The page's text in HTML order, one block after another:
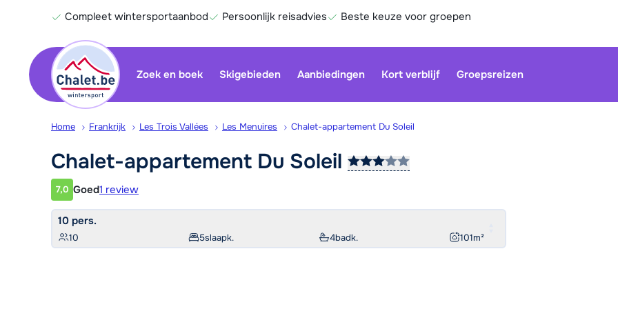
Compleet wintersportaanbod Persoonlijk reisadvies Beste keuze voor groepen
Zoek en boek Skigebieden Aanbiedingen Kort verblijf Groepsreizen
Home Frankrijk Les Trois Vallées Les Menuires Chalet-appartement Du Soleil
Chalet-appartement Du Soleil
Klantwaardering
7,0 Goed1 review
10 pers.
10 5slaapk. 4badk. 101m²